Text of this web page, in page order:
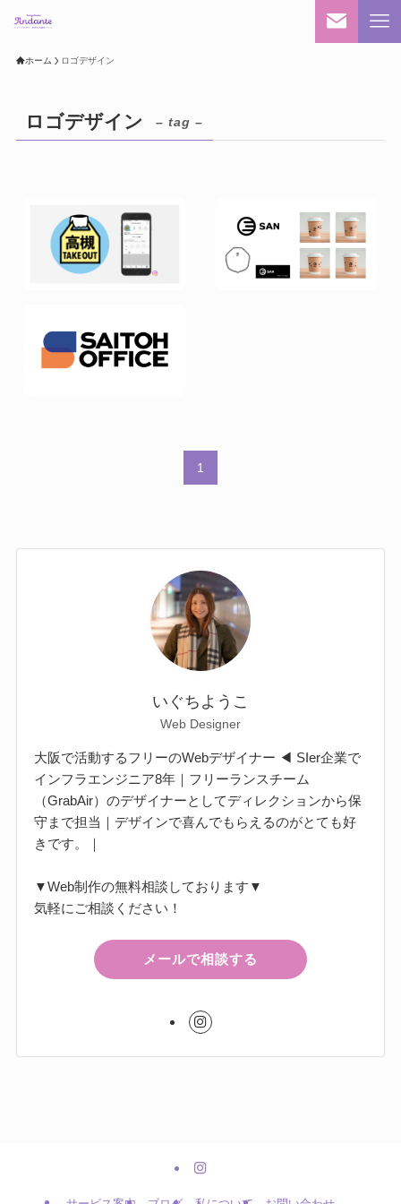
ホーム ロゴデザイン
ロゴデザイン – tag –
1
いぐちようこ
Web Designer
大阪で活動するフリーのWebデザイナー ◀ SIer企業で
インフラエンジニア8年｜フリーランスチーム
（GrabAir）のデザイナーとしてディレクションから保
守まで担当｜デザインで喜んでもらえるのがとても好
きです。｜
▼Web制作の無料相談しております▼
気軽にご相談ください！
メールで相談する